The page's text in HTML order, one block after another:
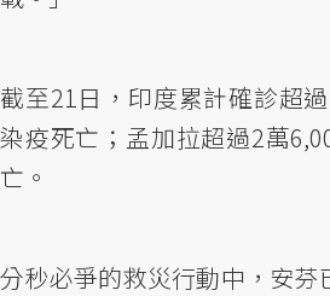
截至21日，印度累計確診超
染疫死亡；孟加拉超過2萬
亡。
分秒必爭的救災行動中，安芬